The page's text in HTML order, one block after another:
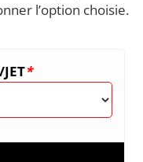
l’option choisie.
*